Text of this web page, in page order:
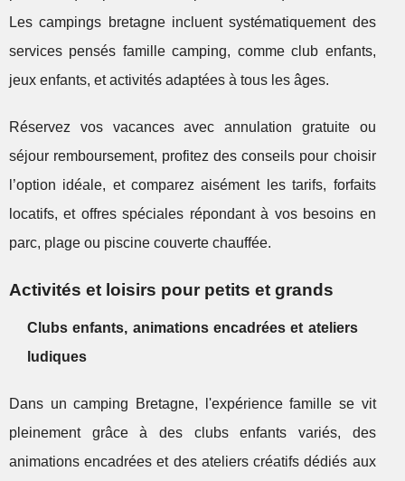
Les campings bretagne incluent systématiquement des
services pensés famille camping, comme club enfants,
jeux enfants, et activités adaptées à tous les âges.
Réservez vos vacances avec annulation gratuite ou
séjour remboursement, profitez des conseils pour choisir
l’option idéale, et comparez aisément les tarifs, forfaits
locatifs, et offres spéciales répondant à vos besoins en
parc, plage ou piscine couverte chauffée.
Activités et loisirs pour petits et grands
Clubs enfants, animations encadrées et ateliers
ludiques
Dans un camping Bretagne, l'expérience famille se vit
pleinement grâce à des clubs enfants variés, des
animations encadrées et des ateliers créatifs dédiés aux